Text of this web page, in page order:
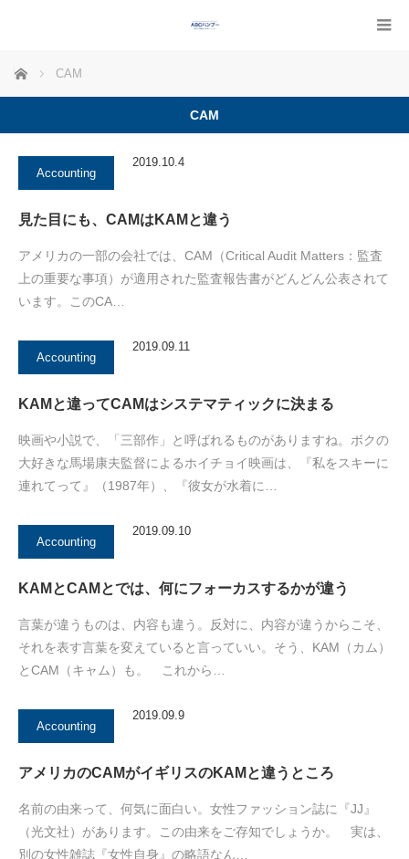
ホーム CAM
CAM
Accounting
2019.10.4
見た目にも、CAMはKAMと違う
アメリカの一部の会社では、CAM（Critical Audit Matters：監査
上の重要な事項）が適用された監査報告書がどんどん公表されて
います。このCA…
Accounting
2019.09.11
KAMと違ってCAMはシステマティックに決まる
映画や小説で、「三部作」と呼ばれるものがありますね。ボクの
大好きな馬場康夫監督によるホイチョイ映画は、『私をスキーに
連れてって』（1987年）、『彼女が水着に…
Accounting
2019.09.10
KAMとCAMとでは、何にフォーカスするかが違う
言葉が違うものは、内容も違う。反対に、内容が違うからこそ、
それを表す言葉を変えていると言っていい。そう、KAM（カム）
とCAM（キャム）も。 これから…
Accounting
2019.09.9
アメリカのCAMがイギリスのKAMと違うところ
名前の由来って、何気に面白い。女性ファッション誌に『JJ』
（光文社）があります。この由来をご存知でしょうか。 実は、
別の女性雑誌『女性自身』の略語なん…